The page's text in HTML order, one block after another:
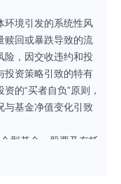
环境引发的系统性风
赎回或暴跌导致的流
险，因交收违约和投
投资策略引致的特有
的“买者自负”原则，
与基金净值变化引致
型基金，股票及存托
其中，港股通标的股